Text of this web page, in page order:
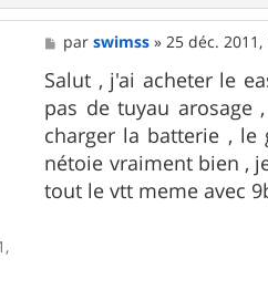
M
e
s
s
a
g
e
parswimss »25 déc. 2011,
Salut , j'ai acheter le
pas de tuyau
charger la batterie ,
nétoie vraiment bien ,
tout le vtt meme avec